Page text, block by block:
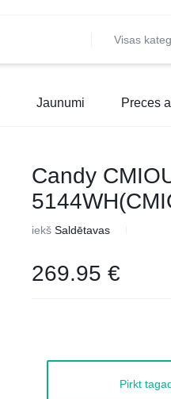
Visas
Jaunumi Preces
Candy
iekšSaldētavas
269.95€
Pirkt